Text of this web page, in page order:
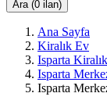
Ara (0 ilan)
Ana Sayfa
Kiralık Ev
Isparta
Isparta
Isparta